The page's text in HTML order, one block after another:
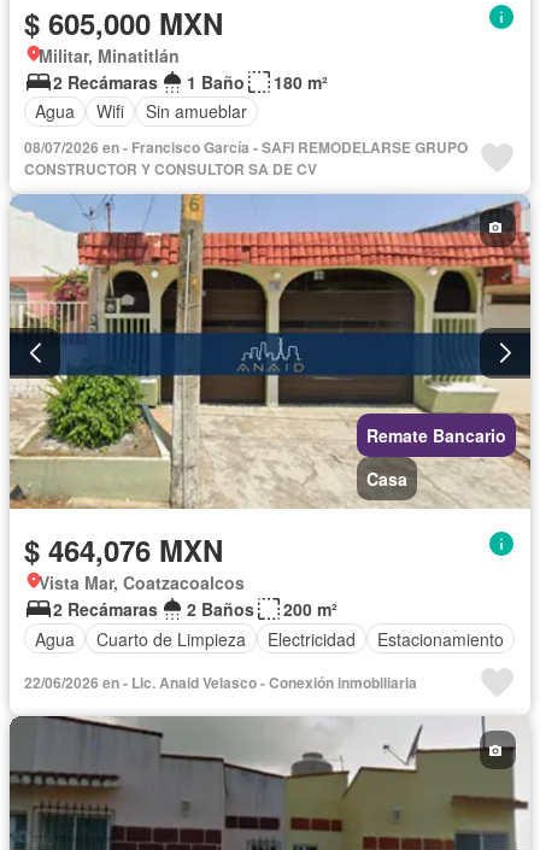
$ 605,000 MXN
Militar, Minatitlán
2 Recámaras
1 Baño
180 m²
Agua
Wifi Sin amueblar
08/07/2026 en - Francisco García - SAFI REMODELARSE GRUPO
CONSTRUCTOR Y CONSULTOR SA DE CV
Remate Bancario
Casa
$ 464,076 MXN
Vista Mar, Coatzacoalcos
2 Recámaras
2 Baños
200 m²
Agua
Cuarto de Limpieza Electricidad Estacionamiento
22/06/2026 en - Lic. Anaid Velasco - Conexión inmobiliaria